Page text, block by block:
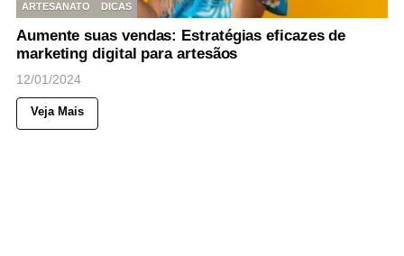
ARTESANATO
DICAS
Aumente suas vendas: Estratégias eficazes de
marketing digital para artesãos
12/01/2024
Veja Mais